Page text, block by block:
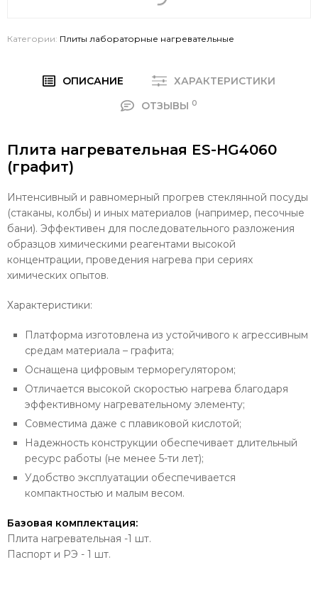
Категории: Плиты лабораторные нагревательные
ОПИСАНИЕ
ХАРАКТЕРИСТИКИ
ОТЗЫВЫ 0
Плита нагревательная ES-HG4060
(графит)
Интенсивный и равномерный прогрев стеклянной посуды
(стаканы, колбы) и иных материалов (например, песочные
бани). Эффективен для последовательного разложения
образцов химическими реагентами высокой
концентрации, проведения нагрева при сериях
химических опытов.
Характеристики:
Платформа изготовлена из устойчивого к агрессивным
средам материала – графита;
Оснащена цифровым терморегулятором;
Отличается высокой скоростью нагрева благодаря
эффективному нагревательному элементу;
Совместима даже с плавиковой кислотой;
Надежность конструкции обеспечивает длительный
ресурс работы (не менее 5-ти лет);
Удобство эксплуатации обеспечивается
компактностью и малым весом.
Базовая комплектация:
Плита нагревательная -1 шт.
Паспорт и РЭ - 1 шт.